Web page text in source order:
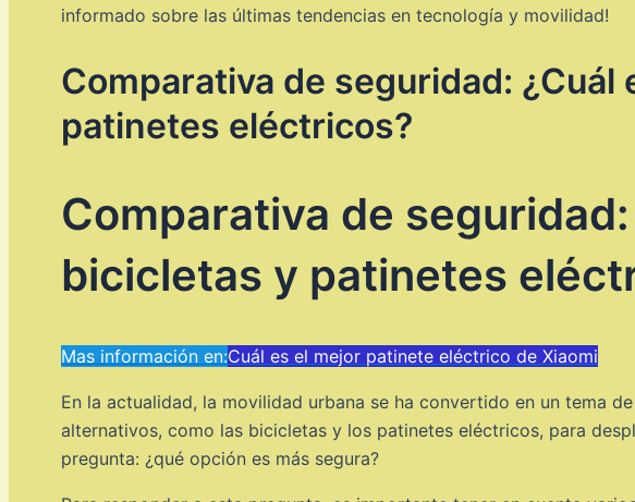
informado sobre las últimas tendencias en tecnología y movilidad!
Comparativa de seguridad:
patinetes eléctricos?
Comparativa de
bicicletas y patinetes
Mas información en:Cuál es el mejor patinete eléctrico de Xiaomi
En la actualidad, la movilidad urbana se ha convertido en un tema
alternativos, como las bicicletas y los patinetes eléctricos, para
pregunta: ¿qué opción es más segura?